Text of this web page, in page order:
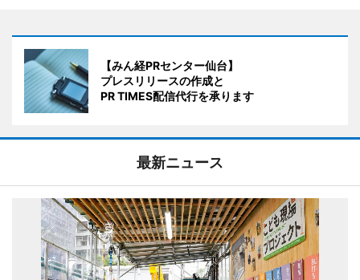
【みん経PRセンター仙台】
プレスリリースの作成と
PR TIMES配信代行を承ります
最新ニュース